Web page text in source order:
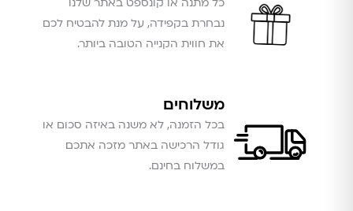
נבחרת בקפידה, על מנת להבטיח לכם
את חווית הקנייה הטובה ביותר.
משלוחים
בכל הזמנה, לא משנה באיזה סכום או
גודל הרכישה באתר מזכה אתכם
במשלוח בחינם.